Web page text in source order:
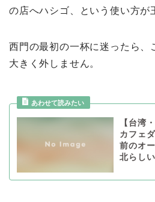
の店へハシゴ、という使い方が
西門の最初の一杯に迷ったら、
大きく外しません。
【台湾
カフェ
前のオ
北らし